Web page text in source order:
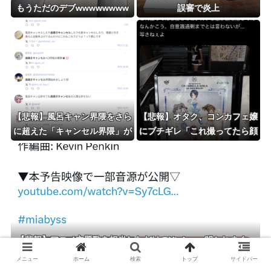
もうただのデブwwwwwwww
誤審で炎上
【悲報】風呂キャン界隈をさら
に超えた「キャンセル界隈」が
流行ってしまうｗｗｗｗ
【悲報】オタク、コンカフェ嬢
にブチギレ「これ撮ってたら顔
【悲報】アニメ主題歌を担当しただけのVtuber、叩かれまくっ
てしまう
メニュー ホーム 検索 トップ サイドバー